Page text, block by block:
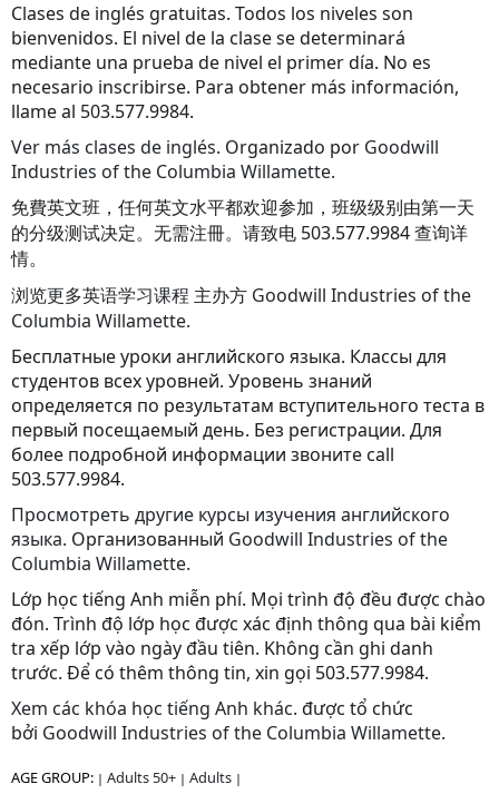
Clases de inglés gratuitas. Todos los niveles son
bienvenidos. El nivel de la clase se determinará
mediante una prueba de nivel el primer día. No es
necesario inscribirse. Para obtener más información,
llame al 503.577.9984.
Ver más clases de inglés. Organizado por Goodwill
Industries of the Columbia Willamette.
免費英文班，任何英文水平都欢迎参加，班级级别由第一天
的分级测试决定。无需注冊。请致电 503.577.9984 查询详
情。
浏览更多英语学习课程 主办方 Goodwill Industries of the
Columbia Willamette.
Бесплатные уроки английского языка. Классы для
студентов всех уровней. Уровень знаний
определяется по результатам вступительного теста в
первый посещаемый день. Без регистрации. Для
более подробной информации звоните call
503.577.9984.
Просмотреть другие курсы изучения английского
языка. Oрганизованный Goodwill Industries of the
Columbia Willamette.
Lớp học tiếng Anh miễn phí. Mọi trình độ đều được chào
đón. Trình độ lớp học được xác định thông qua bài kiểm
tra xếp lớp vào ngày đầu tiên. Không cần ghi danh
trước. Để có thêm thông tin, xin gọi 503.577.9984.
Xem các khóa học tiếng Anh khác. được tổ chức
bởi Goodwill Industries of the Columbia Willamette.
AGE GROUP: | Adults 50+ | Adults |